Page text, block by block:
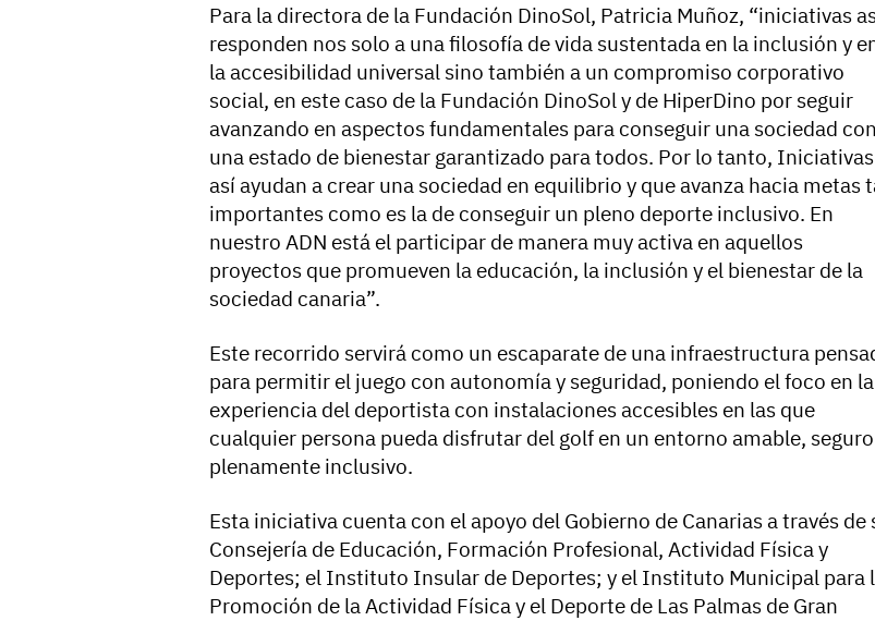
Para la directora de la Fundación DinoSol, Patricia Muñoz, “iniciativas
responden nos solo a una filosofía de vida sustentada en la inclusión y
la accesibilidad universal sino también a un compromiso corporativo
social, en este caso de la Fundación DinoSol y de HiperDino por seguir
avanzando en aspectos fundamentales para conseguir una sociedad con
una estado de bienestar garantizado para todos. Por lo tanto, Iniciativas
así ayudan a crear una sociedad en equilibrio y que avanza hacia metas
importantes como es la de conseguir un pleno deporte inclusivo. En
nuestro ADN está el participar de manera muy activa en aquellos
proyectos que promueven la educación, la inclusión y el bienestar de la
sociedad canaria”.
Este recorrido servirá como un escaparate de una infraestructura
para permitir el juego con autonomía y seguridad, poniendo el foco en la
experiencia del deportista con instalaciones accesibles en las que
cualquier persona pueda disfrutar del golf en un entorno amable,
plenamente inclusivo.
Esta iniciativa cuenta con el apoyo del Gobierno de Canarias a través de
Consejería de Educación, Formación Profesional, Actividad Física y
Deportes; el Instituto Insular de Deportes; y el Instituto Municipal para
Promoción de la Actividad Física y el Deporte de Las Palmas de Gran